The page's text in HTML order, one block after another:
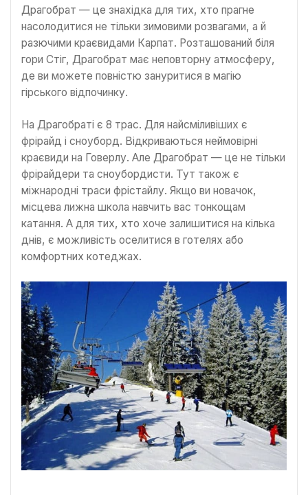
Драгобрат — це знахідка для тих, хто прагне
насолодитися не тільки зимовими розвагами, а й
разючими краєвидами Карпат. Розташований біля
гори Стіг, Драгобрат має неповторну атмосферу,
де ви можете повністю зануритися в магію
гірського відпочинку.
На Драгобраті є 8 трас. Для найсміливіших є
фрірайд і сноуборд. Відкриваються неймовірні
краєвиди на Говерлу. Але Драгобрат — це не тільки
фрірайдери та сноубордисти. Тут також є
міжнародні траси фрістайлу. Якщо ви новачок,
місцева лижна школа навчить вас тонкощам
катання. А для тих, хто хоче залишитися на кілька
днів, є можливість оселитися в готелях або
комфортних котеджах.